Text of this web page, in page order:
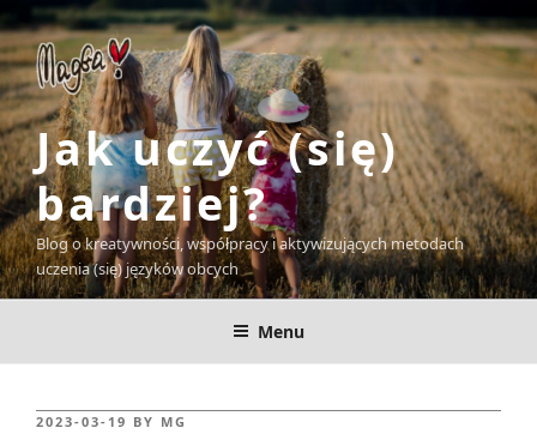
to
content
Jak uczyć (się)
bardziej?
Blog o kreatywności, współpracy i aktywizujących metodach
uczenia (się) języków obcych
Menu
POSTED
2023-03-19 BY MG